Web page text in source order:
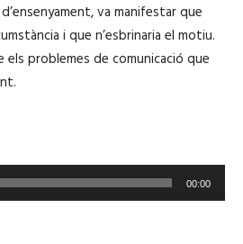
va manifestar que
i que n’esbrinaria el motiu.
problemes de comunicació que
00:00